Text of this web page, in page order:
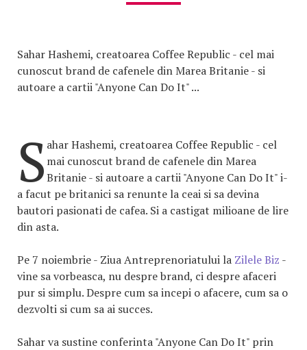
Sahar Hashemi, creatoarea Coffee Republic - cel mai
cunoscut brand de cafenele din Marea Britanie - si
autoare a cartii "Anyone Can Do It" ...
S ahar Hashemi, creatoarea Coffee Republic - cel
mai cunoscut brand de cafenele din Marea
Britanie - si autoare a cartii "Anyone Can Do It" i-
a facut pe britanici sa renunte la ceai si sa devina
bautori pasionati de cafea. Si a castigat milioane de lire
din asta.
Pe 7 noiembrie - Ziua Antreprenoriatului la Zilele Biz -
vine sa vorbeasca, nu despre brand, ci despre afaceri
pur si simplu. Despre cum sa incepi o afacere, cum sa o
dezvolti si cum sa ai succes.
Sahar va sustine conferinta "Anyone Can Do It" prin